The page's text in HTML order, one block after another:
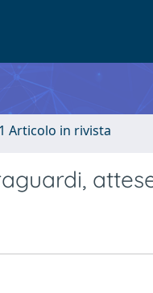
Articolo in rivista